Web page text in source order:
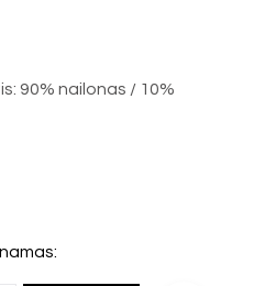
90% nailonas / 10%